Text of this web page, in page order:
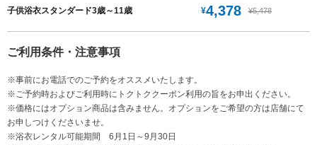
子供浴衣スタンダード3歳～11歳 ¥4,378 ¥5,478
ご利用条件・注意事項
※事前にお電話でのご予約をオススメいたします。
※ご予約時およびご利用時にトクトククーポン利用の旨をお申出ください。
※価格にはオプション商品は含みません。オプションをご希望の方は店舗にて
お申しつけくださいませ。
※浴衣レンタル可能期間 6月1日～9月30日